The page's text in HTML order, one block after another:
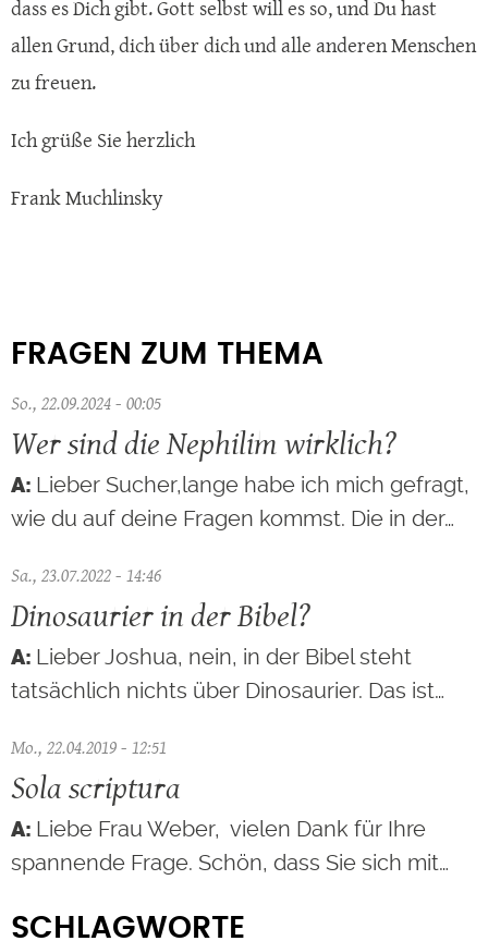
dass es Dich gibt. Gott selbst will es so, und Du hast
allen Grund, dich über dich und alle anderen Menschen
zu freuen.
Ich grüße Sie herzlich
Frank Muchlinsky
FRAGEN ZUM THEMA
So., 22.09.2024 - 00:05
Wer sind die Nephilim wirklich?
Lieber Sucher,lange habe ich mich gefragt,
wie du auf deine Fragen kommst. Die in der…
Sa., 23.07.2022 - 14:46
Dinosaurier in der Bibel?
Lieber Joshua, nein, in der Bibel steht
tatsächlich nichts über Dinosaurier. Das ist…
Mo., 22.04.2019 - 12:51
Sola scriptura
Liebe Frau Weber, vielen Dank für Ihre
spannende Frage. Schön, dass Sie sich mit…
SCHLAGWORTE